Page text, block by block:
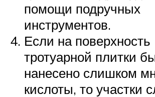
помощи подручных
инструментов.
Если на поверхность
тротуарной плитки
нанесено слишком
кислоты, то участки